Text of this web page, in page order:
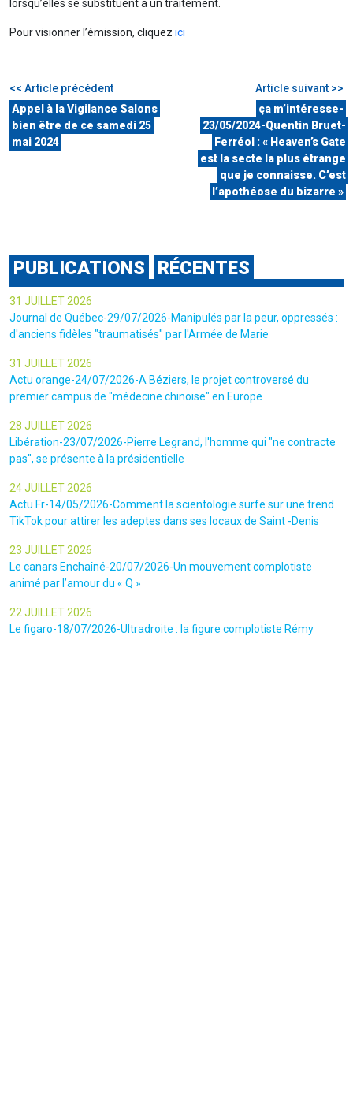
lorsqu’elles se substituent à un traitement.
Pour visionner l’émission, cliquez ici
<< Article précédent
Appel à la Vigilance Salons
bien être de ce samedi 25
mai 2024
Article suivant >>
ça m’intéresse-
23/05/2024-Quentin Bruet-
Ferréol : « Heaven’s Gate
est la secte la plus étrange
que je connaisse. C’est
l’apothéose du bizarre »
PUBLICATIONS RÉCENTES
31 JUILLET 2026
Journal de Québec-29/07/2026-Manipulés par la peur, oppressés :
d'anciens fidèles "traumatisés" par l'Armée de Marie
31 JUILLET 2026
Actu orange-24/07/2026-A Béziers, le projet controversé du
premier campus de "médecine chinoise" en Europe
28 JUILLET 2026
Libération-23/07/2026-Pierre Legrand, l'homme qui "ne contracte
pas", se présente à la présidentielle
24 JUILLET 2026
Actu.Fr-14/05/2026-Comment la scientologie surfe sur une trend
TikTok pour attirer les adeptes dans ses locaux de Saint -Denis
23 JUILLET 2026
Le canars Enchaîné-20/07/2026-Un mouvement complotiste
animé par l’amour du « Q »
22 JUILLET 2026
Le figaro-18/07/2026-Ultradroite : la figure complotiste Rémy